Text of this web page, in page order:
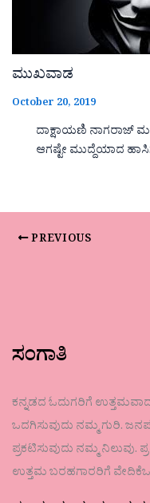
ಮುಖವಾಡ
October 20, 2019
ದಾಕ್ಷಾಯಣಿ ನಾಗರಾಜ್
ಆಗಷ್ಟೇ ಮುದ್ದೆಯಾದ
PREVIOUS
ಸಂಗಾತಿ
ಕನ್ನಡದ ಓದುಗರಿಗೆ ಉತ್ತಮವಾದ
ಒದಗಿಸುವುದು ನಮ್ಮ ಗುರಿ.
ಪ್ರಕಟಿಸುವುದು ನಮ್ಮ
ಉತ್ತಮ ಬರಹಗಾರರಿಗೆ